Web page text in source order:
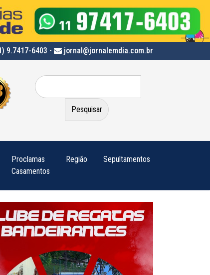
9.7417-6403 - jornal@jornalemdia.com.br
Pesquisar
por:
Proclamas
Casamentos
Região Sepultamentos